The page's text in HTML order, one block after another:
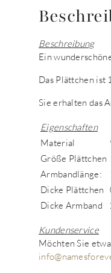
Beschreibung
Ein
Das Plättchen ist
Sie erhalten das
Eigenschaften
Material
Größe Plättchen
Armbandlänge:
Dicke Plättchen
Dicke Armband
Kundenservice
Möchten Sie